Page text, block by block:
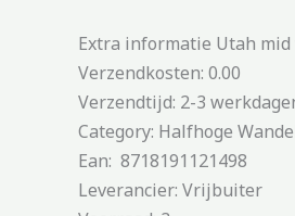
Extra informatie Utah mid
Verzendkosten: 0.00
Verzendtijd: 2-3
Category: Halfhoge
Ean: 8718191121498
Leverancier: Vrijbuiter